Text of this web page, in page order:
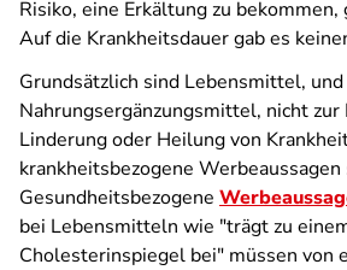
Risiko, eine Erkältung zu
Auf die Krankheitsdauer gab es
Grundsätzlich sind Lebensmittel, und
Nahrungsergänzungsmittel, nicht zur
Linderung oder Heilung von
krankheitsbezogene
Gesundheitsbezogene
bei Lebensmitteln wie "trägt zu
Cholesterinspiegel bei" müssen von